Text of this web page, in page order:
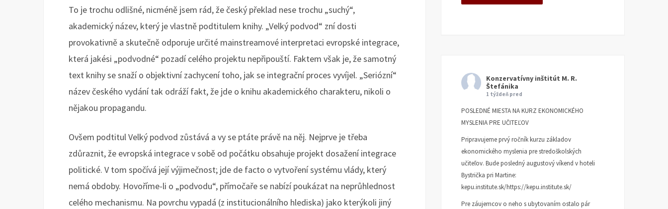
To je trochu odlišné, nicméně jsem rád, že český překlad nese trochu „suchý“,
akademický název, který je vlastně podtitulem knihy. „Velký podvod“ zní dosti
provokativně a skutečně odporuje určité mainstreamové interpretaci evropské integrace,
která jakési „podvodné“ pozadí celého projektu nepřipouští. Faktem však je, že samotný
text knihy se snaží o objektivní zachycení toho, jak se integrační proces vyvíjel. „Seriózní“
název českého vydání tak odráží fakt, že jde o knihu akademického charakteru, nikoli o
nějakou propagandu.
Ovšem podtitul Velký podvod zůstává a vy se ptáte právě na něj. Nejprve je třeba
zdůraznit, že evropská integrace v sobě od počátku obsahuje projekt dosažení integrace
politické. V tom spočívá její výjimečnost; jde de facto o vytvoření systému vlády, který
nemá obdoby. Hovoříme-li o „podvodu“, přímočaře se nabízí poukázat na neprůhlednost
celého mechanismu. Na povrchu vypadá (z institucionálního hlediska) jako kterýkoli jiný
Konzervatívny inštitút M. R.
Štefánika
1 týždeň pred
POSLEDNÉ MIESTA NA KURZ EKONOMICKÉHO
MYSLENIA PRE UČITEĽOV
Pripravujeme prvý ročník kurzu základov
ekonomického myslenia pre stredoškolských
učiteľov. Bude posledný augustový víkend v hoteli
Bystrička pri Martine:
kepu.institute.sk/https://kepu.institute.sk/
Pre záujemcov o neho s ubytovaním ostalo pár